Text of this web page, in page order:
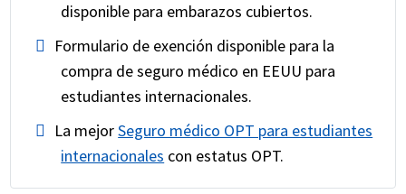
disponible para embarazos cubiertos.
Formulario de exención disponible para la
compra de seguro médico en EEUU para
estudiantes internacionales.
La mejorSeguro médico OPT para estudiantes
internacionales con estatus OPT.